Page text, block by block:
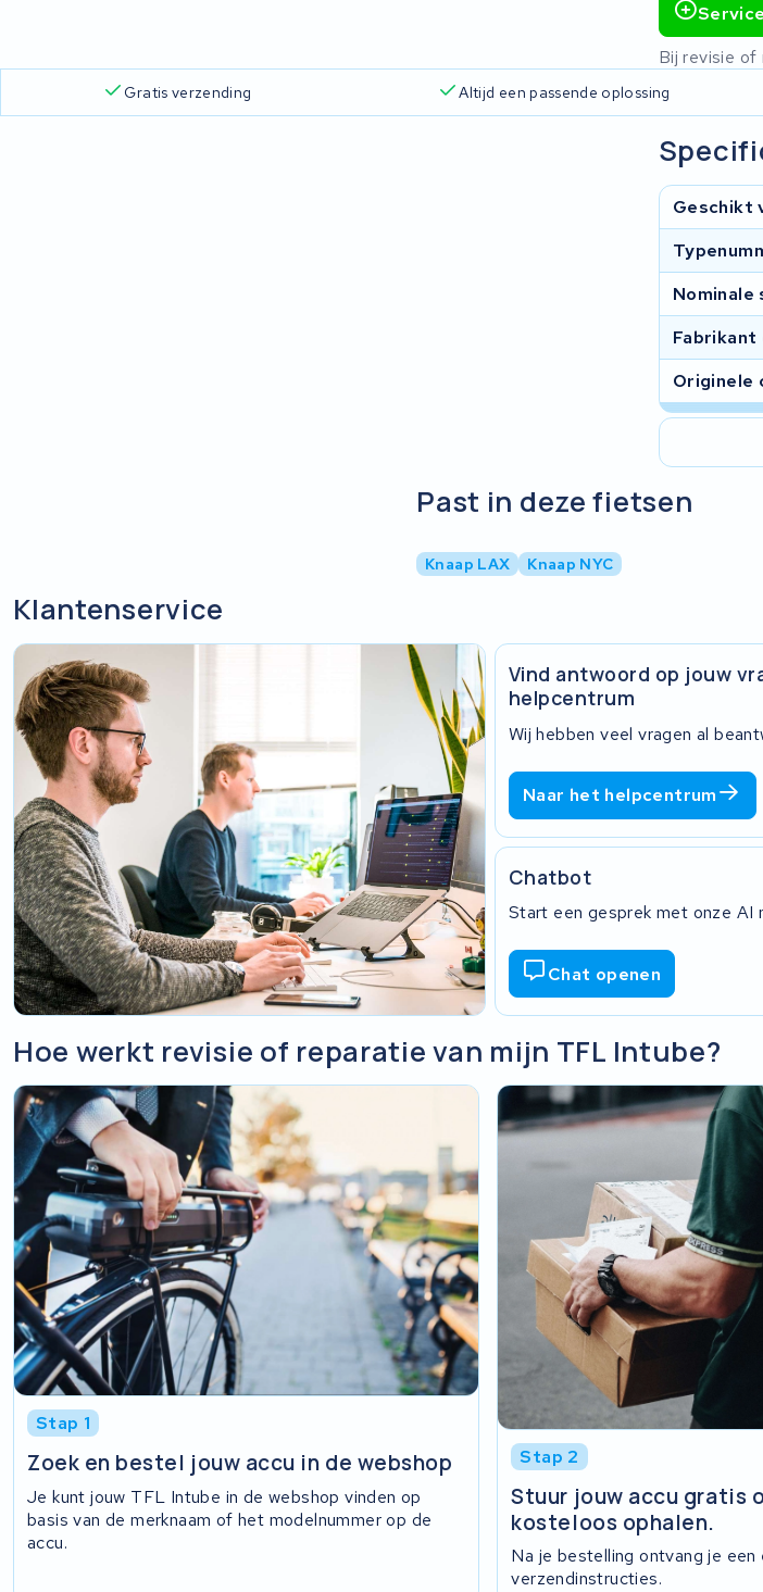
Bij revisie of
Gratis verzending Altijd een passende oplossing
Geschikt
Nominale
Fabrikant
Originele
Past in deze fietsen
Knaap LAX Knaap NYC
Klantenservice
Vind antwoord op jouw
helpcentrum
Wij hebben veel vragen al
Naar het helpcentrum
Chatbot
Start een gesprek met onze AI
Chat openen
Hoe werkt revisie of reparatie van mijn TFL Intube?
Stap 1
Zoek en bestel jouw accu in de webshop
Je kunt jouw TFL Intube in de webshop vinden op
basis van de merknaam of het modelnummer op de
accu.
Stap 2
Stuur jouw accu gratis
kosteloos ophalen.
Na je bestelling ontvang je
verzendinstructies.